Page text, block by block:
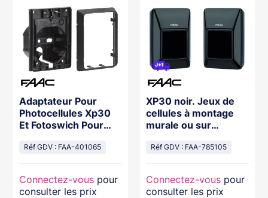
Adaptateur Pour
Photocellules Xp30
Et Fotoswich Pour
Encastrement
Réf GDV : FAA-401065
Connectez-vous pour
consulter les prix
XP30 noir. Jeux de
cellules à montage
murale ou sur
30m.
Réf GDV : FAA-785105
Connectez-vous pour
consulter les prix